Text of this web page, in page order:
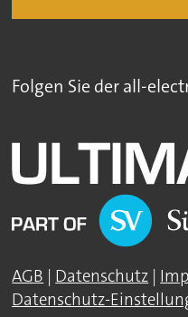
Folgen Sie der all-
AGB | Datenschutz |
Datenschutz-